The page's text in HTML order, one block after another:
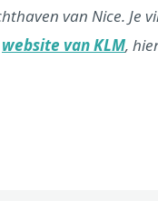
van Nice. Je
website van KLM,